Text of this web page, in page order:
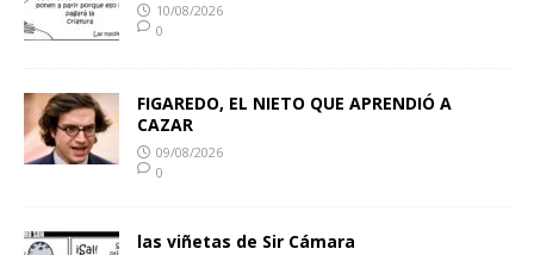
10/08/2026
0
FIGAREDO, EL NIETO QUE APRENDIÓ A
CAZAR
09/08/2026
0
las viñetas de Sir Cámara